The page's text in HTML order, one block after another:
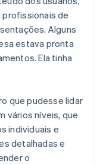
de
Alguns
estava pronta
Ela tinha
que pudesse lidar
vários níveis, que
individuais e
detalhadas e
o